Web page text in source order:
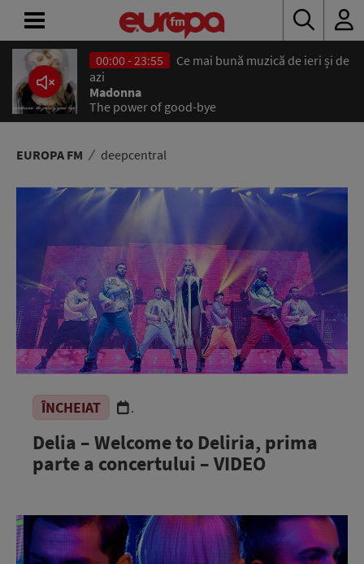
00:00 - 23:55
Ce mai bună muzică de ieri și de
azi
Madonna
The power of good-bye
EUROPA FM deepcentral
ÎNCHEIAT .
Delia – Welcome to Deliria, prima
parte a concertului – VIDEO
ACASĂ
ȘTIRI
RADIO
CONCURSURI
ASCULTĂ
LIVE